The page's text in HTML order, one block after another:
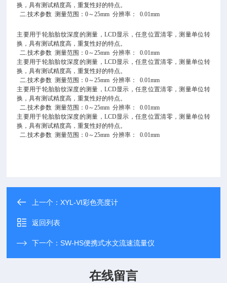
换，具有测试精度高，重复性好的特点。
二.技术参数 测量范围：0～25mm 分辨率： 0.01mm
主要用于轮胎胎纹深度的测量，LCD显示，任意位置清零，测量单位转
换，具有测试精度高，重复性好的特点。
二.技术参数 测量范围：0～25mm 分辨率： 0.01mm
主要用于轮胎胎纹深度的测量，LCD显示，任意位置清零，测量单位转
换，具有测试精度高，重复性好的特点。
二.技术参数 测量范围：0～25mm 分辨率： 0.01mm
主要用于轮胎胎纹深度的测量，LCD显示，任意位置清零，测量单位转
换，具有测试精度高，重复性好的特点。
二.技术参数 测量范围：0～25mm 分辨率： 0.01mm
主要用于轮胎胎纹深度的测量，LCD显示，任意位置清零，测量单位转
换，具有测试精度高，重复性好的特点。
二.技术参数 测量范围：0～25mm 分辨率： 0.01mm
上一个：XYL-VI彩色亮度计
返回列表
下一个：SW-HS便携式水文流速流量仪
在线留言